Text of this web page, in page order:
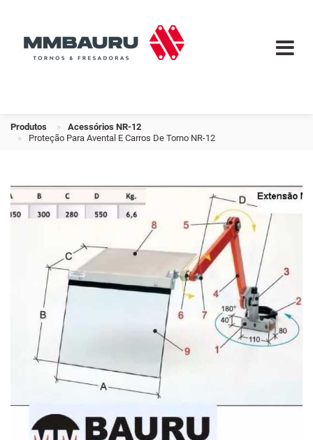
Produtos
Acessórios NR-12
Proteção Para Avental E Carros De Torno NR-12